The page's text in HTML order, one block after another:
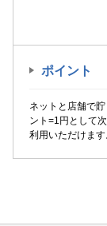
ポイント
ネットと店舗で
ント=1円として
利用いただけます